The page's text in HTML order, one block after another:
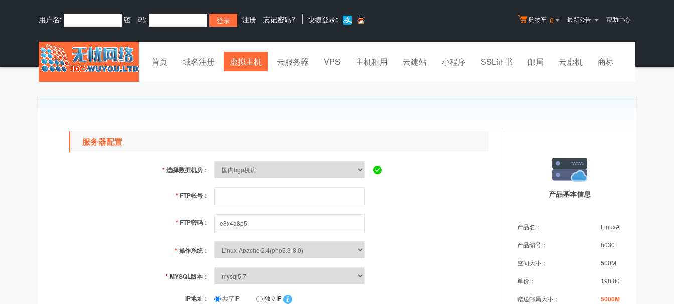
购物车 0 最新公告 帮助中心
用户名: 密 码: 注册 忘记密码? 快捷登录:
首页 域名注册 虚拟主机 云服务器 VPS 主机租用 云建站 小程序 SSL证书 邮局 云虚机 商标
产品基本信息
产品名： LinuxA
产品编号： b030
空间大小： 500M
单价： 198.00
赠送邮局大小： 5000M
服务器配置
*选择数据机房：
* FTP帐号：
* FTP密码：
*操作系统：
*MYSQL版本：
IP地址： 共享IP 独立IP